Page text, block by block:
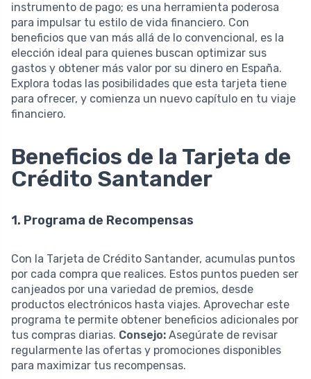
instrumento de pago; es una herramienta poderosa
para impulsar tu estilo de vida financiero. Con
beneficios que van más allá de lo convencional, es la
elección ideal para quienes buscan optimizar sus
gastos y obtener más valor por su dinero en España.
Explora todas las posibilidades que esta tarjeta tiene
para ofrecer, y comienza un nuevo capítulo en tu viaje
financiero.
Beneficios de la Tarjeta de
Crédito Santander
1. Programa de Recompensas
Con la Tarjeta de Crédito Santander, acumulas puntos
por cada compra que realices. Estos puntos pueden ser
canjeados por una variedad de premios, desde
productos electrónicos hasta viajes. Aprovechar este
programa te permite obtener beneficios adicionales por
tus compras diarias. Consejo: Asegúrate de revisar
regularmente las ofertas y promociones disponibles
para maximizar tus recompensas.